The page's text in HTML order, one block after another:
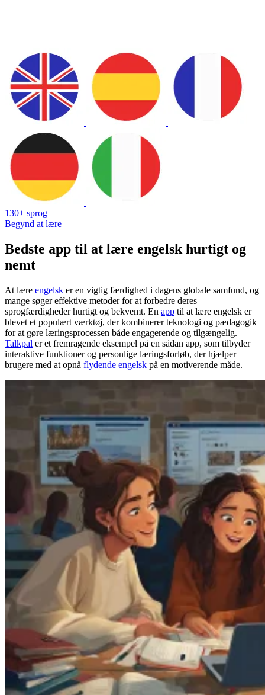
130+ sprog
Begynd at lære
Bedste app til at lære engelsk hurtigt og
nemt
At lære engelsk er en vigtig færdighed i dagens globale samfund, og
mange søger effektive metoder for at forbedre deres
sprogfærdigheder hurtigt og bekvemt. En app til at lære engelsk er
blevet et populært værktøj, der kombinerer teknologi og pædagogik
for at gøre læringsprocessen både engagerende og tilgængelig.
Talkpal er et fremragende eksempel på en sådan app, som tilbyder
interaktive funktioner og personlige læringsforløb, der hjælper
brugere med at opnå flydende engelsk på en motiverende måde.